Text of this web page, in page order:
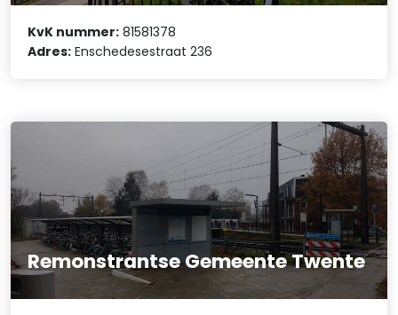
KvK nummer: 81581378
Adres: Enschedesestraat 236
Remonstrantse Gemeente Twente